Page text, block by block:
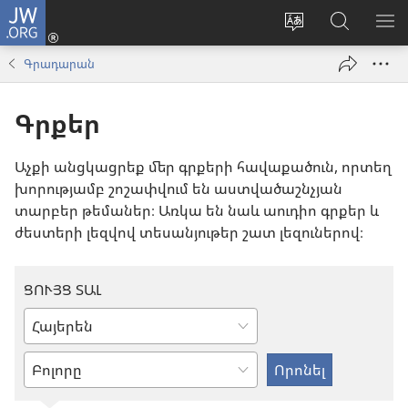
JW.ORG
Փոխել
Մուտքագրվել
(բացվումՈրոնում
JW.ORG
կայքում
Գրադարան
Գրքեր
Աչքի անցկացրեք մեր գրքերի հավաքածուն, որտեղ
խորությամբ շոշափվում են աստվածաշնչյան
տարբեր թեմաներ։ Առկա են նաև աուդիո գրքեր և
ժեստերի լեզվով տեսանյութեր շատ լեզուներով։
ՑՈՒՅՑ ՏԱԼ
Գրեք
կամ
ընտրեք
Մուտքագրեք
առարկան